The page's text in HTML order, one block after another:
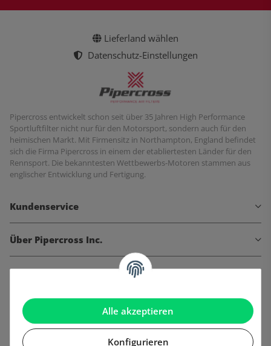
Alle akzeptieren
Konfigurieren
Lieferland wählen
Datenschutz-Einstellungen
Pipercross entwickelt schon seit über 35 Jahren High Performance
Sportluftfilter nicht nur für den Motorsport, sondern auch für den
heimischen Markt. Mit Firmensitz in Northampton, England befindet
sich die Firma Pipercross in einem der etabliertesten Länder für den
Rennsport. Die bekanntesten Wettbewerbs-Motoren stammen aus
englischer Entwicklung und Fertigung.
Kundenservice
Über Pipercross Inc.
Informationen
Gesetzliche Informationen